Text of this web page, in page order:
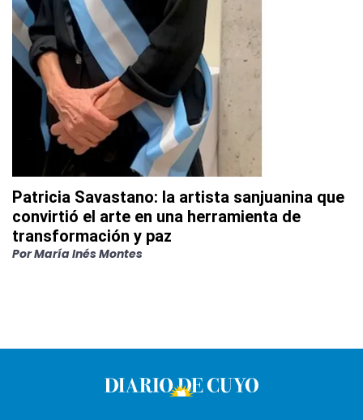
Patricia Savastano: la artista sanjuanina que
convirtió el arte en una herramienta de
transformación y paz
PorMaría Inés Montes